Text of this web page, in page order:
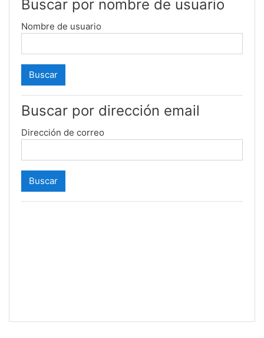
Buscar por nombre de usuario
Nombre de usuario
Buscar por dirección email
Dirección de correo